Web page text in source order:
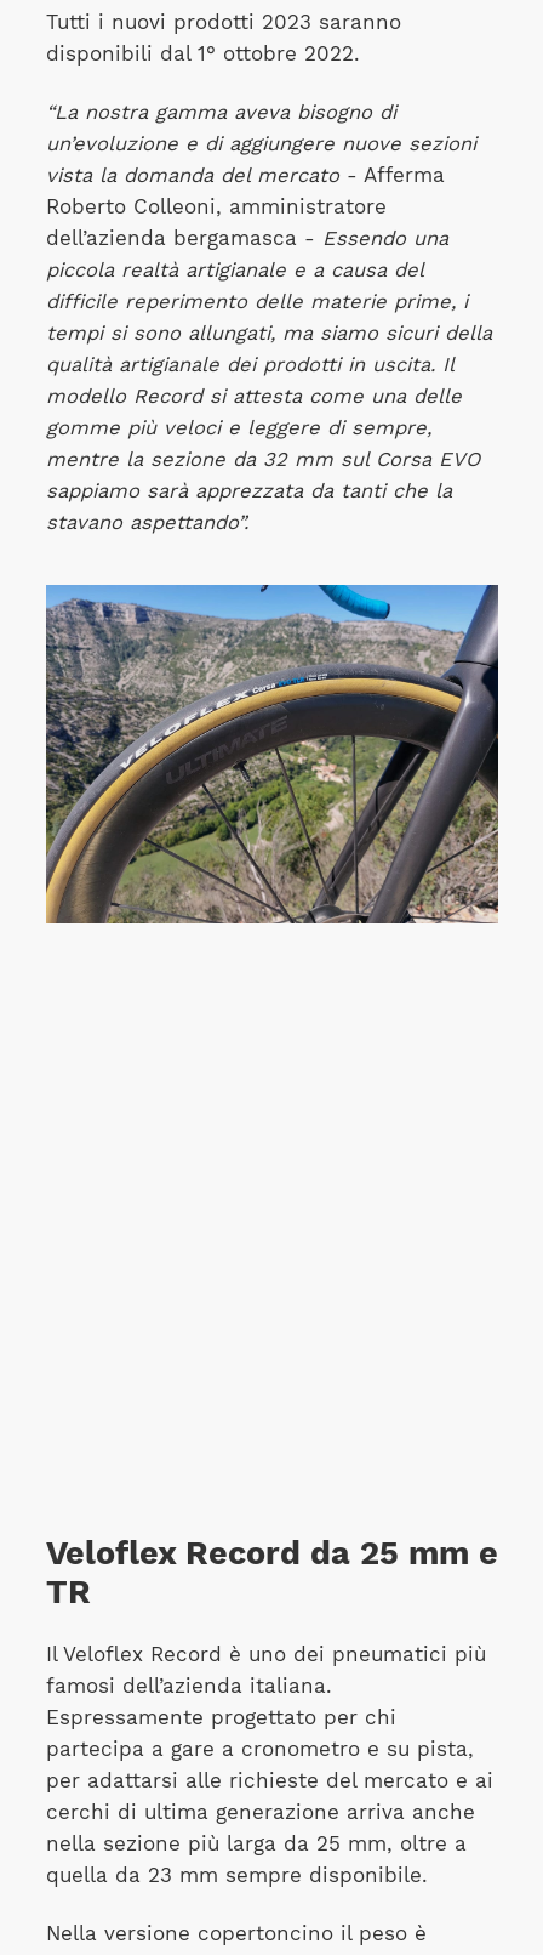
Tutti i nuovi prodotti 2023 saranno
disponibili dal 1° ottobre 2022.
“La nostra gamma aveva bisogno di
un’evoluzione e di aggiungere nuove sezioni
vista la domanda del mercato - Afferma
Roberto Colleoni, amministratore
dell’azienda bergamasca - Essendo una
piccola realtà artigianale e a causa del
difficile reperimento delle materie prime, i
tempi si sono allungati, ma siamo sicuri della
qualità artigianale dei prodotti in uscita. Il
modello Record si attesta come una delle
gomme più veloci e leggere di sempre,
mentre la sezione da 32 mm sul Corsa EVO
sappiamo sarà apprezzata da tanti che la
stavano aspettando”.
Veloflex Record da 25 mm e
TR
Il Veloflex Record è uno dei pneumatici più
famosi dell’azienda italiana.
Espressamente progettato per chi
partecipa a gare a cronometro e su pista,
per adattarsi alle richieste del mercato e ai
cerchi di ultima generazione arriva anche
nella sezione più larga da 25 mm, oltre a
quella da 23 mm sempre disponibile.
Nella versione copertoncino il peso è